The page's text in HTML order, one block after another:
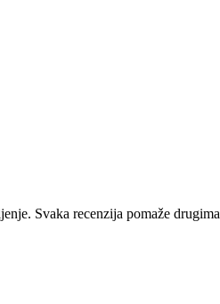
Svaka recenzija pomaže